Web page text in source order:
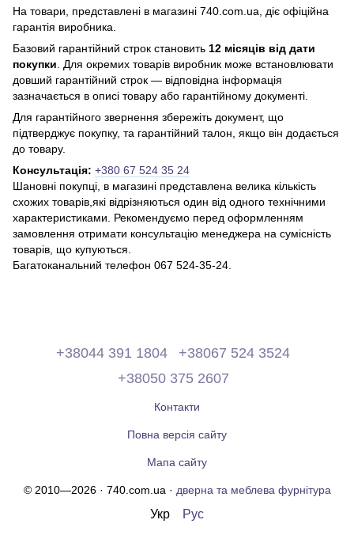
На товари, представлені в магазині 740.com.ua, діє офіційна
гарантія виробника.
Базовий гарантійний строк становить 12 місяців від дати
покупки. Для окремих товарів виробник може встановлювати
довший гарантійний строк — відповідна інформація
зазначається в описі товару або гарантійному документі.
Для гарантійного звернення збережіть документ, що
підтверджує покупку, та гарантійний талон, якщо він додається
до товару.
Консультація: +380 67 524 35 24
Шановні покупці, в магазині представлена ​​велика кількість
схожих товарів,які відрізняються один від одного технічними
характеристиками. Рекомендуємо перед оформленням
замовлення отримати консультацію менеджера на сумісність
товарів, що купуються.
Багатоканальний телефон 067 524-35-24.
+38044 391 1804
+38067 524 3524
+38050 375 2607
Контакти
Повна версія сайту
Мапа сайту
© 2010—2026 · 740.com.ua · дверна та меблева фурнітура
Укр Рус